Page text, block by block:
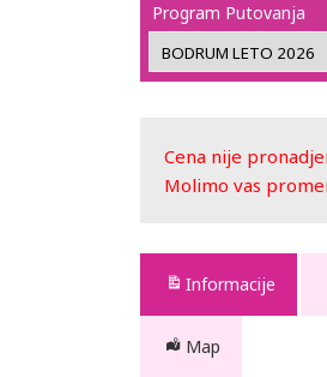
Program Putovanja
Cena nije
Molimo vas
Informacije
Map